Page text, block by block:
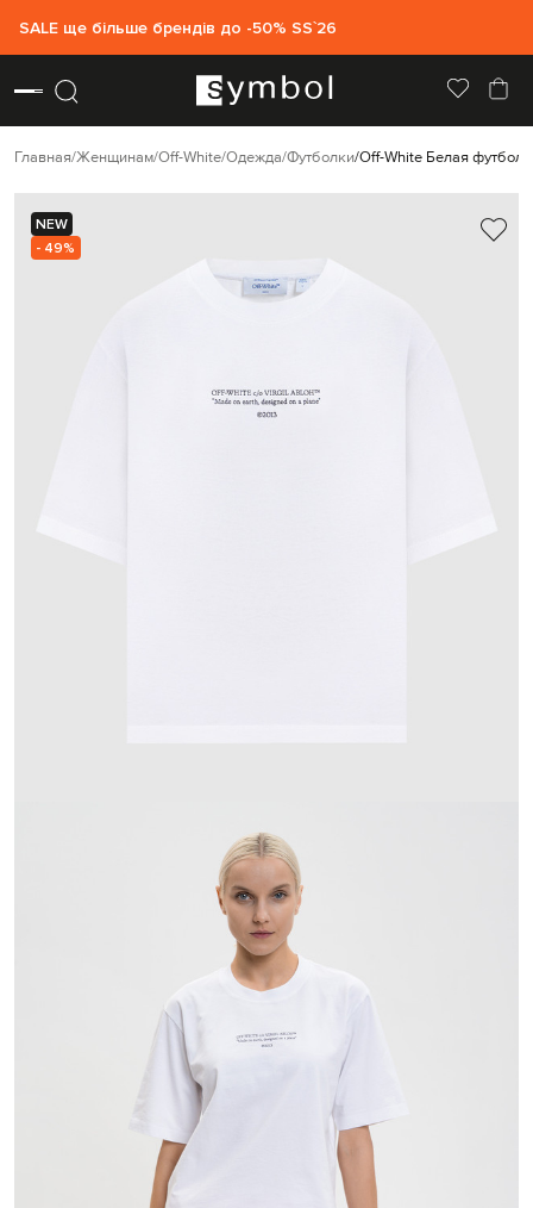
SALE ще більше брендів до -50% SS`26
Главная Женщинам Off-White Одежда Футболки Off-White Белая
NEW
- 49%